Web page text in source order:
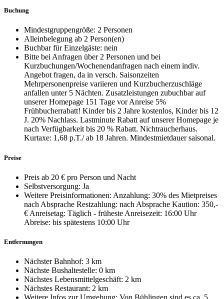
Buchung
Mindestgruppengröße: 2 Personen
Alleinbelegung ab 2 Person(en)
Buchbar für Einzelgäste: nein
Bitte bei Anfragen über 2 Personen und bei
Kurzbuchungen/Wochenendanfragen nach einem indiv.
Angebot fragen, da in versch. Saisonzeiten
Mehrpersonenpreise variieren und Kurzbucherzuschläge
anfallen unter 5 Nächten. Zusatzleistungen zubuchbar auf
unserer Homepage 151 Tage vor Anreise 5%
Frühbucherrabatt! Kinder bis 2 Jahre kostenlos, Kinder bis 12
J. 20% Nachlass. Lastminute Rabatt auf unserer Homepage je
nach Verfügbarkeit bis 20 % Rabatt. Nichtraucherhaus.
Kurtaxe: 1,68 p.T./ ab 18 Jahren. Mindestmietdauer saisonal.
Preise
Preis ab 20 € pro Person und Nacht
Selbstversorgung: Ja
Weitere Preisinformationen: Anzahlung: 30% des Mietpreises
nach Absprache Restzahlung: nach Absprache Kaution: 350,-
€ Anreisetag: Täglich - früheste Anreisezeit: 16:00 Uhr
Abreise: bis spätestens 10:00 Uhr
Entfernungen
Nächster Bahnhof: 3 km
Nächste Bushaltestelle: 0 km
Nächstes Lebensmittelgeschäft: 2 km
Nächstes Restaurant: 2 km
Weitere Infos zur Umgebung: Von Bühlingen sind es ca. 5